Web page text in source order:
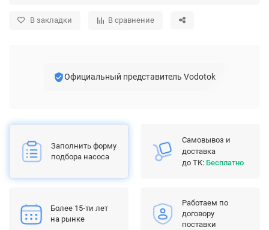
В закладки В сравнение
Официальный представитель Vodotok
Заполнить форму
подбора насоса
Самовывоз и
доставка
до ТК: Бесплатно
Более 15-ти лет
на рынке
Работаем по
договору
поставки